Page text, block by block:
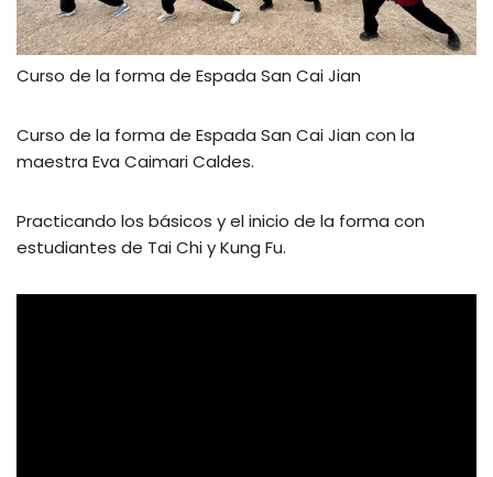
Curso de la forma de Espada San Cai Jian
Curso de la forma de Espada San Cai Jian con la
maestra Eva Caimari Caldes.
Practicando los básicos y el inicio de la forma con
estudiantes de Tai Chi y Kung Fu.